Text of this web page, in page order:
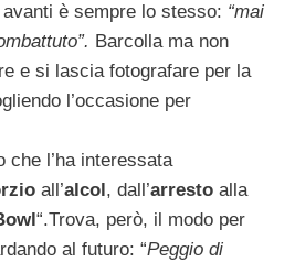
è sempre lo stesso: “mai
Barcolla ma non
e si lascia fotografare per la
l’occasione per
che l’ha interessata
all’alcol, dall’arresto alla
“.Trova, però, il modo per
al futuro: “Peggio di